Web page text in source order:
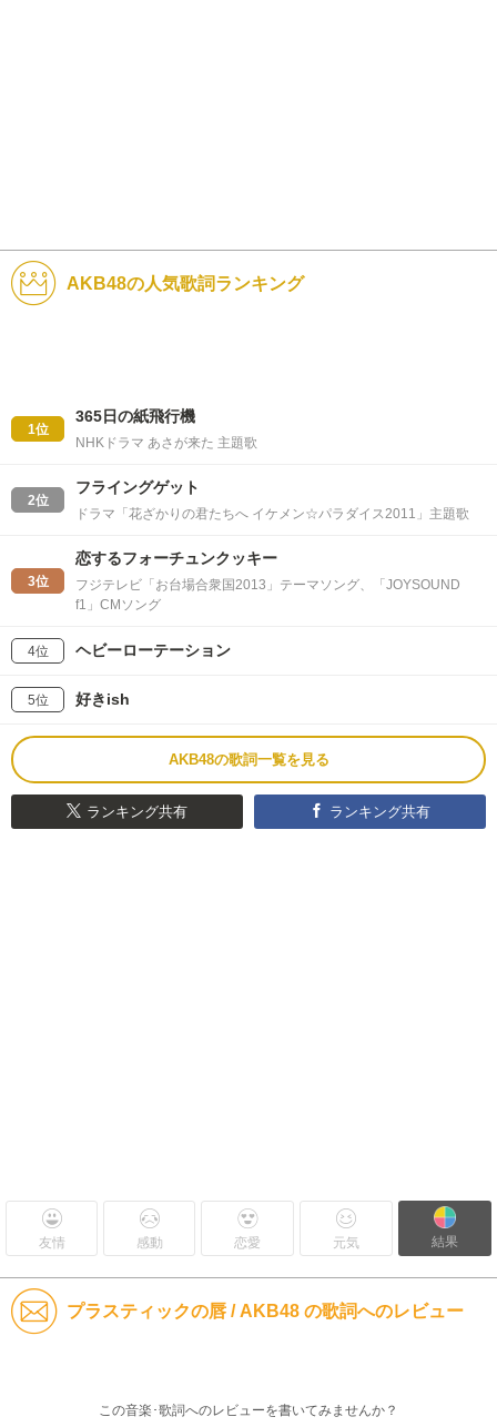
AKB48の人気歌詞ランキング
1位
365日の紙飛行機
NHKドラマ あさが来た 主題歌
2位
フライングゲット
ドラマ「花ざかりの君たちへ イケメン☆パラダイス2011」主題歌
3位
恋するフォーチュンクッキー
フジテレビ「お台場合衆国2013」テーマソング、「JOYSOUND
f1」CMソング
4位 ヘビーローテーション
5位 好きish
AKB48の歌詞一覧を見る
ランキング共有 ランキング共有
友情 感動 恋愛 元気 結果
プラスティックの唇 / AKB48 の歌詞へのレビュー
この音楽･歌詞へのレビューを書いてみませんか？